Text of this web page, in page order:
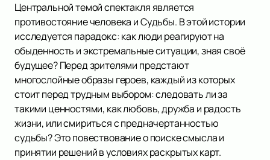
Центральной темой спектакля является
противостояние человека и Судьбы. В этой истории
исследуется парадокс: как люди реагируют на
обыденность и экстремальные ситуации, зная своё
будущее? Перед зрителями предстают
многослойные образы героев, каждый из которых
стоит перед трудным выбором: следовать ли за
такими ценностями, как любовь, дружба и радость
жизни, или смириться с предначертанностью
судьбы? Это повествование о поиске смысла и
принятии решений в условиях раскрытых карт.